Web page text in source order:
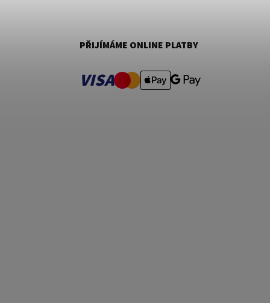
PŘIJÍMÁME ONLINE PLATBY
VISA